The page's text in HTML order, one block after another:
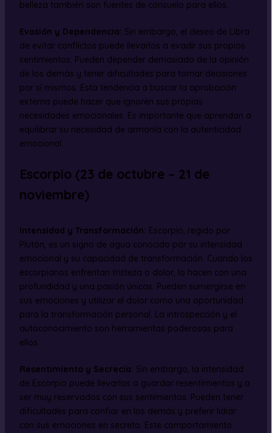
belleza también son fuentes de consuelo para ellos.
Evasión y Dependencia: Sin embargo, el deseo de Libra
de evitar conflictos puede llevarlos a evadir sus propios
sentimientos. Pueden depender demasiado de la opinión
de los demás y tener dificultades para tomar decisiones
por sí mismos. Esta tendencia a buscar la aprobación
externa puede hacer que ignoren sus propias
necesidades emocionales. Es importante que aprendan a
equilibrar su necesidad de armonía con la autenticidad
emocional.
Escorpio (23 de octubre – 21 de
noviembre)
Intensidad y Transformación: Escorpio, regido por
Plutón, es un signo de agua conocido por su intensidad
emocional y su capacidad de transformación. Cuando los
escorpianos enfrentan tristeza o dolor, lo hacen con una
profundidad y una pasión únicas. Pueden sumergirse en
sus emociones y utilizar el dolor como una oportunidad
para la transformación personal. La introspección y el
autoconocimiento son herramientas poderosas para
ellos.
Resentimiento y Secrecía: Sin embargo, la intensidad
de Escorpio puede llevarlos a guardar resentimientos y a
ser muy reservados con sus sentimientos. Pueden tener
dificultades para confiar en los demás y preferir lidiar
con sus emociones en secreto. Este comportamiento